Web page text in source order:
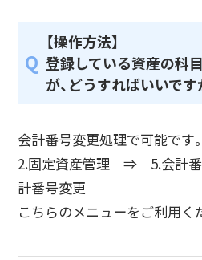
Q
【操作方法】
登録している資産の科
が、どうすればいいです
会計番号変更処理で可能です。
2.固定資産管理 ⇒ 5.会計
計番号変更
こちらのメニューをご利用く